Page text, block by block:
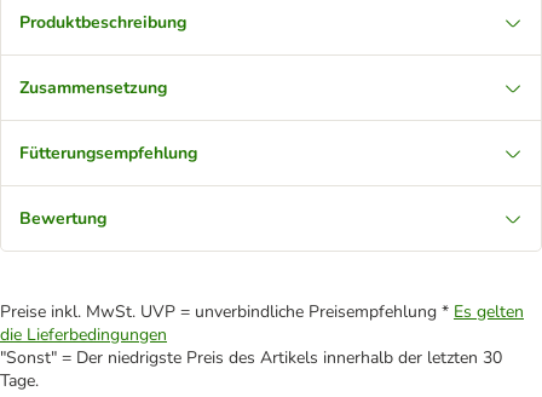
Produktbeschreibung
Zusammensetzung
Fütterungsempfehlung
Bewertung
Preise inkl. MwSt. UVP = unverbindliche Preisempfehlung * Es gelten
die Lieferbedingungen
"Sonst" = Der niedrigste Preis des Artikels innerhalb der letzten 30
Tage.